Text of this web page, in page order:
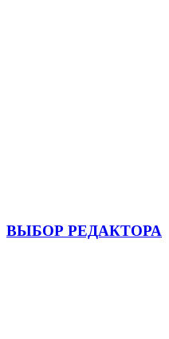
ВЫБОР РЕДАКТОРА